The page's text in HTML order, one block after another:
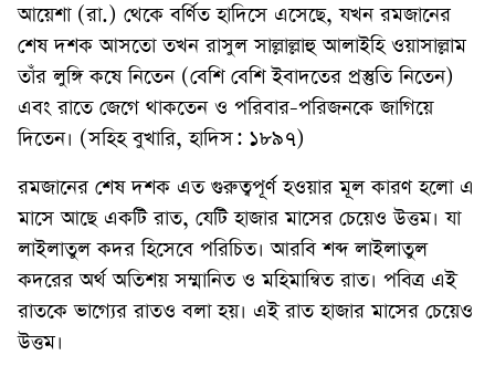
আয়েশা (রা.) থেকে বর্ণিত হাদিসে এসেছে, যখন রমজানের
শেষ দশক আসতো তখন রাসুল সাল্লাল্লাহু আলাইহি ওয়াসাল্লাম
তাঁর লুঙ্গি কষে নিতেন (বেশি বেশি ইবাদতের প্রস্তুতি নিতেন)
এবং রাতে জেগে থাকতেন ও পরিবার-পরিজনকে জাগিয়ে
দিতেন। (সহিহ বুখারি, হাদিস: ১৮৯৭)
রমজানের শেষ দশক এত গুরুত্বপূর্ণ হওয়ার মূল কারণ হলো এ
মাসে আছে একটি রাত, যেটি হাজার মাসের চেয়েও উত্তম। যা
লাইলাতুল কদর হিসেবে পরিচিত। আরবি শব্দ লাইলাতুল
কদরের অর্থ অতিশয় সম্মানিত ও মহিমান্বিত রাত। পবিত্র এই
রাতকে ভাগ্যের রাতও বলা হয়। এই রাত হাজার মাসের চেয়েও
উত্তম।